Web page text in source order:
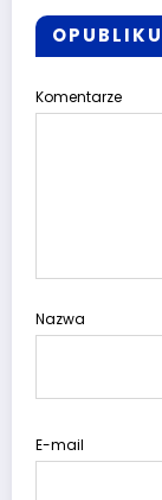
Komentarze
Nazwa
E-mail